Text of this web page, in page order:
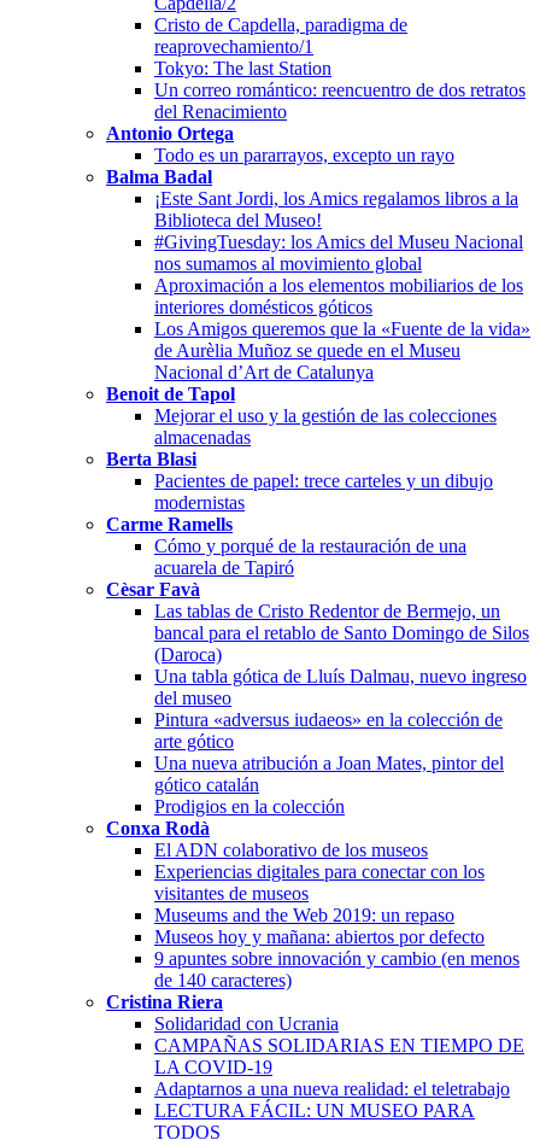
Cristo de Capdella, paradigma de
reaprovechamiento/1
Tokyo: The last Station
Un correo romántico: reencuentro de dos retratos
del Renacimiento
Antonio Ortega
Todo es un pararrayos, excepto un rayo
Balma Badal
¡Este Sant Jordi, los Amics regalamos libros a la
Biblioteca del Museo!
#GivingTuesday: los Amics del Museu Nacional
nos sumamos al movimiento global
Aproximación a los elementos mobiliarios de los
interiores domésticos góticos
Los Amigos queremos que la «Fuente de la vida»
de Aurèlia Muñoz se quede en el Museu
Nacional d’Art de Catalunya
Benoit de Tapol
Mejorar el uso y la gestión de las colecciones
almacenadas
Berta Blasi
Pacientes de papel: trece carteles y un dibujo
modernistas
Carme Ramells
Cómo y porqué de la restauración de una
acuarela de Tapiró
Cèsar Favà
Las tablas de Cristo Redentor de Bermejo, un
bancal para el retablo de Santo Domingo de Silos
(Daroca)
Una tabla gótica de Lluís Dalmau, nuevo ingreso
del museo
Pintura «adversus iudaeos» en la colección de
arte gótico
Una nueva atribución a Joan Mates, pintor del
gótico catalán
Prodigios en la colección
Conxa Rodà
El ADN colaborativo de los museos
Experiencias digitales para conectar con los
visitantes de museos
Museums and the Web 2019: un repaso
Museos hoy y mañana: abiertos por defecto
9 apuntes sobre innovación y cambio (en menos
de 140 caracteres)
Cristina Riera
Solidaridad con Ucrania
CAMPAÑAS SOLIDARIAS EN TIEMPO DE
LA COVID-19
Adaptarnos a una nueva realidad: el teletrabajo
LECTURA FÁCIL: UN MUSEO PARA
TODOS